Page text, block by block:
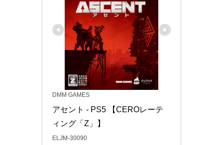
DMM GAMES
アセント - PS5 【CEROレーテ
ィング「Z」】
ELJM-30090